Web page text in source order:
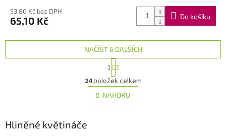
53,80 Kč bez DPH
65,10 Kč Do košíku
O
v
l
á
NAČÍST 6 DALŠÍCH
t
r
á
n
k
1 2
24položek celkem
NAHORU
Hliněné květináče